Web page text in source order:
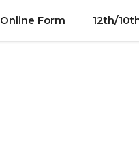
Online Form 12th/